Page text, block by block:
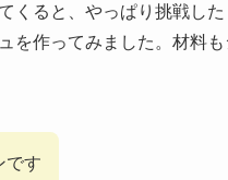
くると、やっぱり挑戦し
作ってみました。材料
です